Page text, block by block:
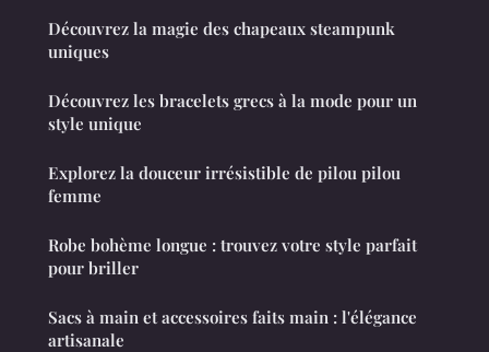
Découvrez la magie des chapeaux steampunk
uniques
Découvrez les bracelets grecs à la mode pour un
style unique
Explorez la douceur irrésistible de pilou pilou
femme
Robe bohème longue : trouvez votre style parfait
pour briller
Sacs à main et accessoires faits main : l'élégance
artisanale